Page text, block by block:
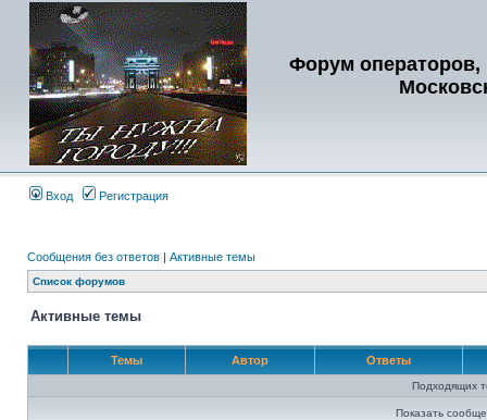
Форум операторов,
Вход Регистрация
Сообщения без ответов | Активные темы
Список форумов
Активные темы
Темы Автор Ответы
Подходящих
Показать